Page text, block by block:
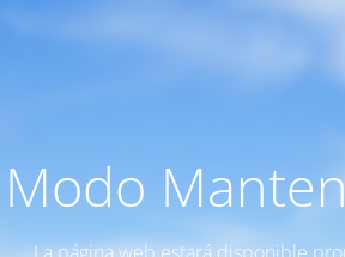
Modo